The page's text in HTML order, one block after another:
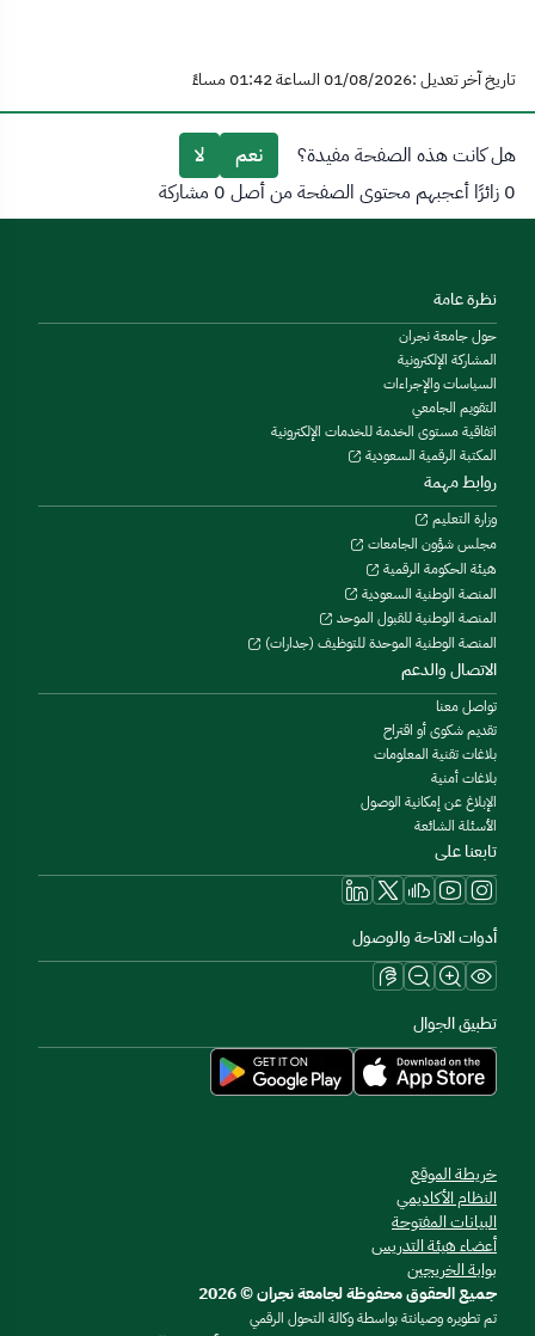
تاريخ آخر تعديل :01/08/2026 الساعة 01:42 مساءً
هل كانت هذه الصفحة مفيدة؟ نعم
لا
0 زائرًا أعجبهم محتوى الصفحة من أصل 0 مشاركة
نظرة عامة
حول جامعة نجران
المشاركة الإلكترونية
السياسات والإجراءات
التقويم الجامعي
اتفاقية مستوى الخدمة للخدمات الإلكترونية
المكتبة الرقمية السعودية
روابط مهمة
وزارة التعليم
مجلس شؤون الجامعات
هيئة الحكومة الرقمية
المنصة الوطنية السعودية
المنصة الوطنية للقبول الموحد
المنصة الوطنية الموحدة للتوظيف (جدارات)
الاتصال والدعم
تواصل معنا
تقديم شكوى أو اقتراح
بلاغات تقنية المعلومات
بلاغات أمنية
الإبلاغ عن إمكانية الوصول
الأسئلة الشائعة
تابعنا على
أدوات الاتاحة والوصول
تطبيق الجوال
خريطة الموقع
النظام الأكاديمي
البيانات المفتوحة
أعضاء هيئة التدريس
بوابة الخريجين
جميع الحقوق محفوظة لجامعة نجران © 2026
تم تطويره وصيانتة بواسطة وكالة التحول الرقمي